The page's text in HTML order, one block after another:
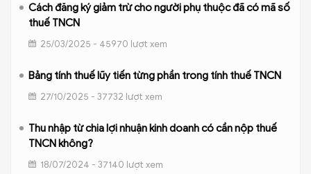
Cách đăng ký giảm trừ cho người phụ thuộc đã có mã số
thuế TNCN
25/03/2025 - 45970 lượt xem
Bảng tính thuế lũy tiến từng phần trong tính thuế TNCN
27/10/2025 - 37732 lượt xem
Thu nhập từ chia lợi nhuận kinh doanh có cần nộp thuế
TNCN không?
18/07/2024 - 37140 lượt xem